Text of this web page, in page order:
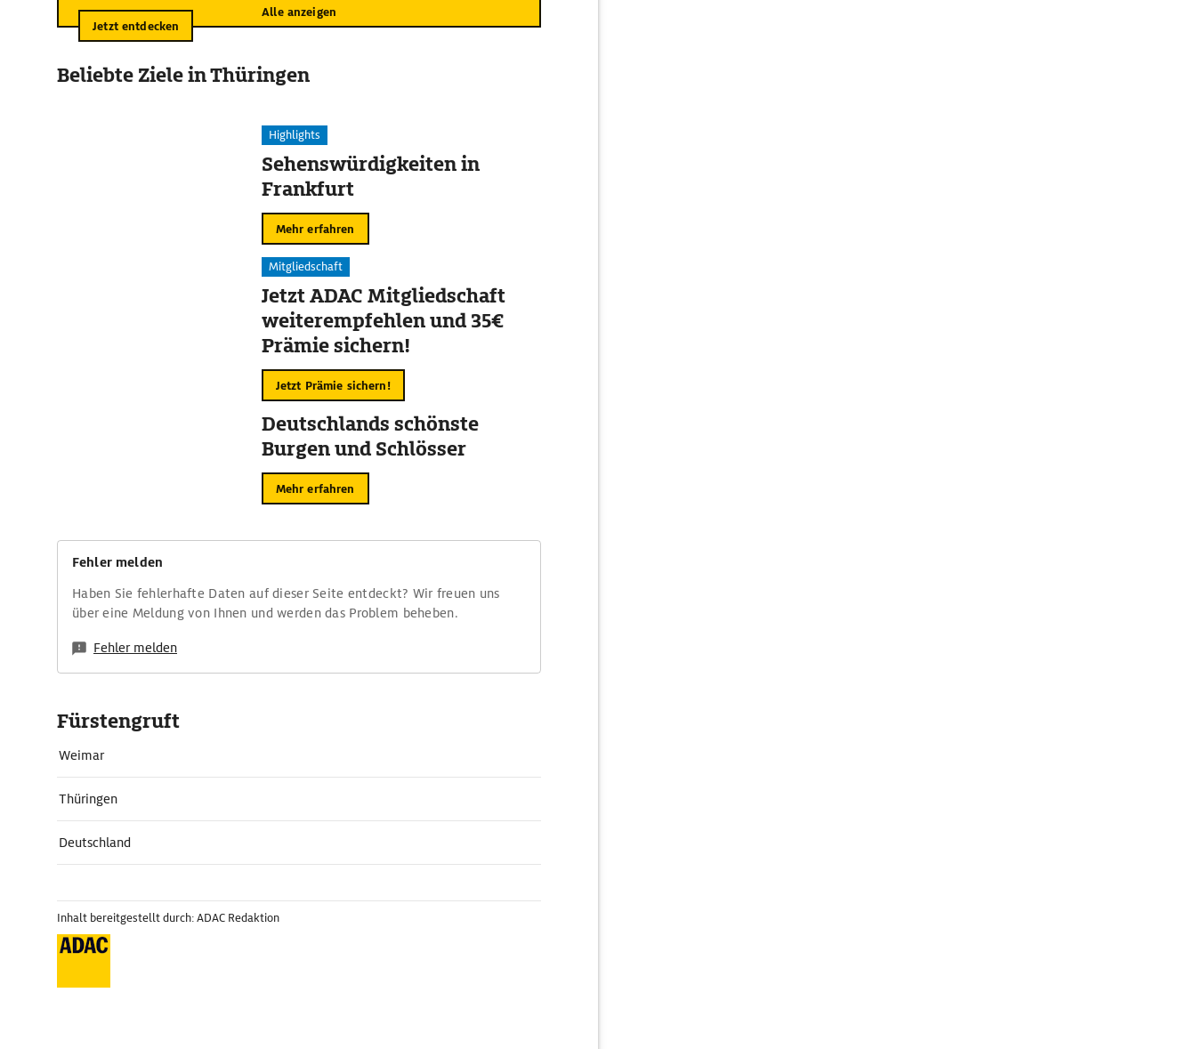
Alle anzeigen
Jetzt entdecken
Beliebte Ziele in Thüringen
Highlights
Sehenswürdigkeiten in
Frankfurt
Mehr erfahren
Mitgliedschaft
Jetzt ADAC Mitgliedschaft
weiterempfehlen und 35€
Prämie sichern!
Jetzt Prämie sichern!
Deutschlands schönste
Burgen und Schlösser
Mehr erfahren
Fehler melden
Haben Sie fehlerhafte Daten auf dieser Seite entdeckt? Wir freuen uns
über eine Meldung von Ihnen und werden das Problem beheben.
Fehler melden
Fürstengruft
Weimar
Thüringen
Deutschland
Inhalt bereitgestellt durch: ADAC Redaktion